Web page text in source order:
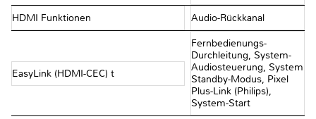
HDMI Funktionen Audio-Rückkanal
EasyLink (HDMI-CEC) t
Fernbedienungs-
Durchleitung, System-
Audiosteuerung, System
Standby-Modus, Pixel
Plus-Link (Philips),
System-Start